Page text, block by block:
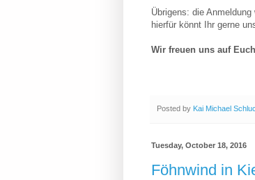
Übrigens: die
hierfür könnt Ihr gerne
Wir freuen uns auf
Posted by Kai Michael
Tuesday, October 18, 2016
Föhnwind in